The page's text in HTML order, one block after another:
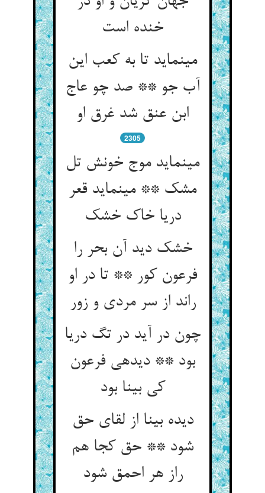
خنده است‏
می‏نماید تا به کعب این
آب جو ** صد چو عاج
ابن عنق شد غرق او
2305
می‏نماید موج خونش تل
مشک ** می‏نماید قعر
دریا خاک خشک‏
خشک دید آن بحر را
فرعون کور ** تا در او
راند از سر مردی و زور
چون در آید در تگ دریا
بود ** دیده‏ی فرعون
کی بینا بود
دیده بینا از لقای حق
شود ** حق کجا هم
راز هر احمق شود